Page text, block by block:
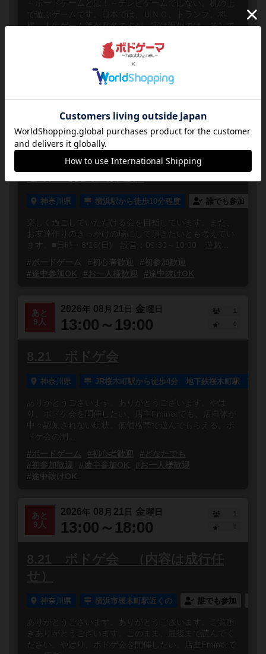
で遊ぶゲームです。日本では、ＵＮＯ、トランプ、将
棋、人生ゲーム等が有名ですが、実は海外では、そして
#初参加歓迎
#途中参加OK
#途中抜けOK
#初心者に優しい
2026年 08月 16日 日曜日
10:00～21:00
第4回 うさぎボードゲーム会🐰（初
心者・初参加歓迎）
神奈川県 横浜駅から徒歩10分程度 誰でも参加
楽しく過ごしていただける会を目指しています。また、
お友達作りのきっかけの場にして頂きたいとも考えてい
ます。■日時・8/16(日) 設営：09:30～10:00 遊戯...
#ボードゲーム
#初心者歓迎
#初参加歓迎
#途中参加OK
#お一人様歓迎 #途中抜けOK
あと
9人
2026年 08 月 21 日 金曜日
13:00～19:00
1
8.21 ボドゲ会
神奈川県 JR桜木町駅から徒歩4分 地下鉄桜木町駅 南1
ありがとうございます。ありがとうございます。やは
り、ボドゲ会を開催したい、店主Fminorでも、店自体が
中々認知されない現状。低価格帯で遊んでもらえる、ボ
#ボードゲーム
#初心者歓迎
#どなたでも
#初参加歓迎
#途中参加OK
#お一人様歓迎
#途中抜けOK
あと
9人
2026年 08 月 21 日 金曜日
13:00～18:00
1
8.21 ボドゲ会 （内容は成行任
せ）
神奈川県 横浜市桜木町駅近くの 誰でも参加
ありがとうございます。ありがとうございます。ご覧頂
きありがとうございます。このまま、最後まで読んでく
ださい。やはり、ボドゲ会を開催したい。店主Fminorで